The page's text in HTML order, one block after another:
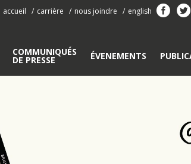
accueil carrière nous joindre english
COMMUNIQUÉS
DE PRESSE ÉVENEMENTS